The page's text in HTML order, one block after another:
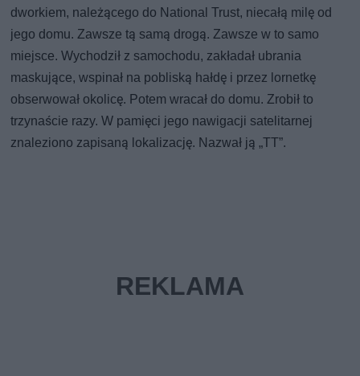
dworkiem, należącego do National Trust, niecałą milę od
jego domu. Zawsze tą samą drogą. Zawsze w to samo
miejsce. Wychodził z samochodu, zakładał ubrania
maskujące, wspinał na pobliską hałdę i przez lornetkę
obserwował okolicę. Potem wracał do domu. Zrobił to
trzynaście razy. W pamięci jego nawigacji satelitarnej
znaleziono zapisaną lokalizację. Nazwał ją „TT”.